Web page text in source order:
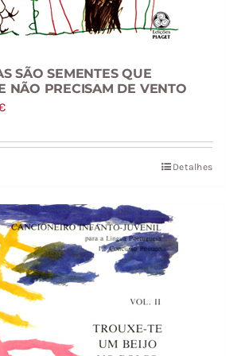
SÃO SEMENTES QUE
NÃO PRECISAM DE VENTO
O
atual
Detalhes